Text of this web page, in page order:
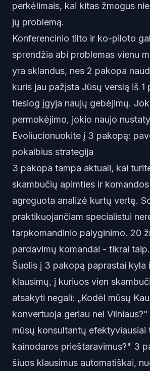
perkėlimais, kai kitas žmogus
jų problemą.
Konferencinio tilto ir ko-piloto
sprendžia abi problemas vienu
yra sklandus, nes 2 pakopa
kuris jau pažįsta Jūsų verslą iš 1
tiesiog įgyja naujų gebėjimų.
permokėjimo, jokio naujo
Evoliucionuokite į 3 pakopą:
pokalbius strategija
3 pakopa tampa aktuali, kai
skambučių apimties ir
agreguota analizė kurtų vertę.
praktikuojančiam specialistui
tarpkomandinio palyginimo. 20
pardavimų komandai - tikrai taip.
Šuolis į 3 pakopą paprastai
klausimų, į kuriuos vien
atsakyti negali: „Kodėl mūsų
konvertuoja geriau nei Vilniaus?"
mūsų konsultantų efektyviausiai
kainodaros prieštaravimus?" 3
šiuos klausimus automatiškai,